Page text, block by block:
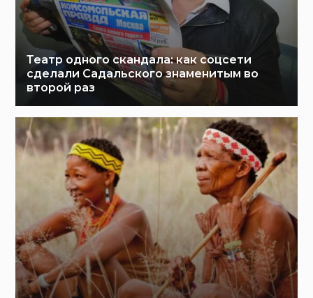
Театр одного скандала: как соцсети
сделали Садальского знаменитым во
второй раз